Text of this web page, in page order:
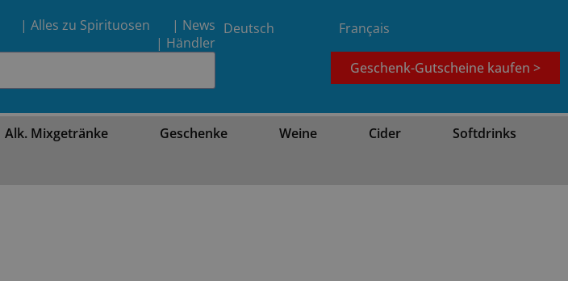
| Alles zu Spirituosen
| News
| Händler
Deutsch Français
Geschenk-Gutscheine kaufen >
Alk. Mixgetränke Geschenke Weine Cider
Softdrinks